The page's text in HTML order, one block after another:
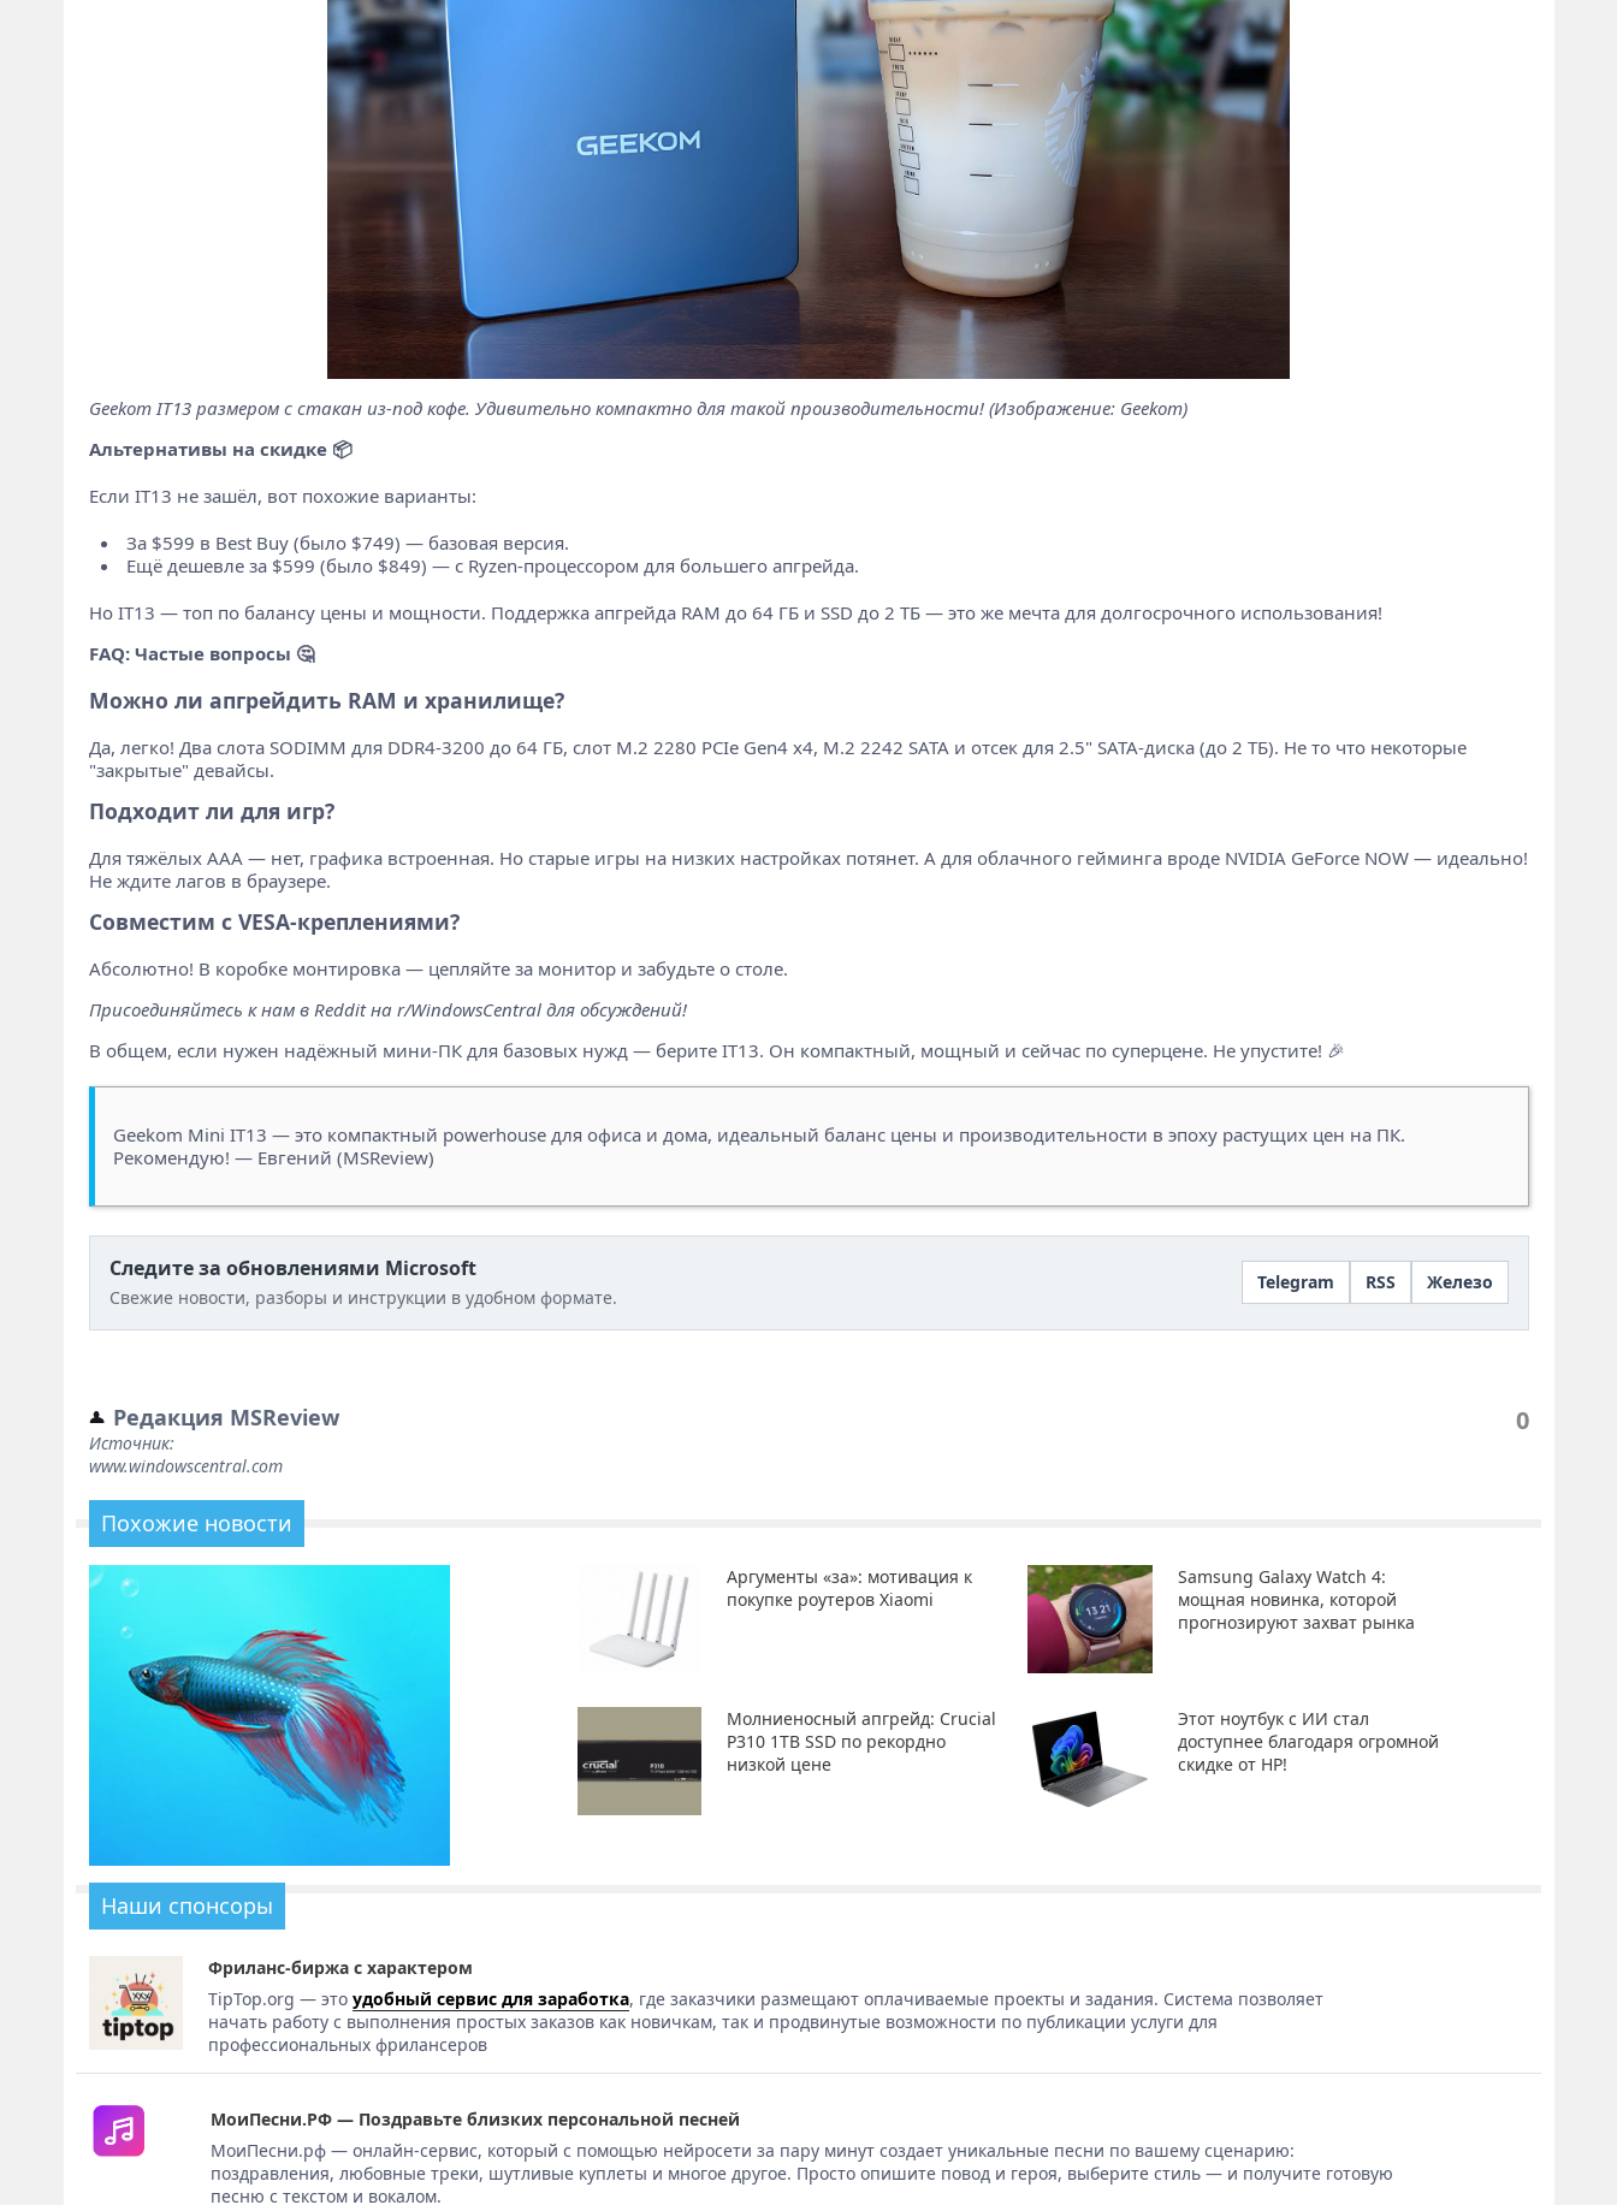
Geekom IT13 размером с стакан из-под кофе. Удивительно компактно для такой производительности! (Изображение: Geekom)
Альтернативы на скидке 📦
Если IT13 не зашёл, вот похожие варианты:
За $599 в Best Buy (было $749) — базовая версия.
Ещё дешевле за $599 (было $849) — с Ryzen-процессором для большего апгрейда.
Но IT13 — топ по балансу цены и мощности. Поддержка апгрейда RAM до 64 ГБ и SSD до 2 ТБ — это же мечта для долгосрочного использования!
FAQ: Частые вопросы 🤔
Можно ли апгрейдить RAM и хранилище?
Да, легко! Два слота SODIMM для DDR4-3200 до 64 ГБ, слот M.2 2280 PCIe Gen4 x4, M.2 2242 SATA и отсек для 2.5" SATA-диска (до 2 ТБ). Не то что некоторые
"закрытые" девайсы.
Подходит ли для игр?
Для тяжёлых AAA — нет, графика встроенная. Но старые игры на низких настройках потянет. А для облачного гейминга вроде NVIDIA GeForce NOW — идеально!
Не ждите лагов в браузере.
Совместим с VESA-креплениями?
Абсолютно! В коробке монтировка — цепляйте за монитор и забудьте о столе.
Присоединяйтесь к нам в Reddit на r/WindowsCentral для обсуждений!
В общем, если нужен надёжный мини-ПК для базовых нужд — берите IT13. Он компактный, мощный и сейчас по суперцене. Не упустите! 🎉
Geekom Mini IT13 — это компактный powerhouse для офиса и дома, идеальный баланс цены и производительности в эпоху растущих цен на ПК.
Рекомендую! — Евгений (MSReview)
Следите за обновлениями Microsoft
Свежие новости, разборы и инструкции в удобном формате.
Telegram RSS Железо
Редакция MSReview
Источник:
www.windowscentral.com
0
Похожие новости
Аргументы «за»: мотивация к
покупке роутеров Xiaomi
Samsung Galaxy Watch 4:
мощная новинка, которой
прогнозируют захват рынка
Молниеносный апгрейд: Crucial
P310 1TB SSD по рекордно
низкой цене
Этот ноутбук с ИИ стал
доступнее благодаря огромной
скидке от HP!
Наши спонсоры
Фриланс-биржа с характером
TipTop.org — этоудобный сервис для заработка, где заказчики размещают оплачиваемые проекты и задания. Система позволяет
начать работу с выполнения простых заказов как новичкам, так и продвинутые возможности по публикации услуги для
профессиональных фрилансеров
МоиПесни.РФ — Поздравьте близких персональной песней
МоиПесни.рф — онлайн-сервис, который с помощью нейросети за пару минут создает уникальные песни по вашему сценарию:
поздравления, любовные треки, шутливые куплеты и многое другое. Просто опишите повод и героя, выберите стиль — и получите готовую
песню с текстом и вокалом.